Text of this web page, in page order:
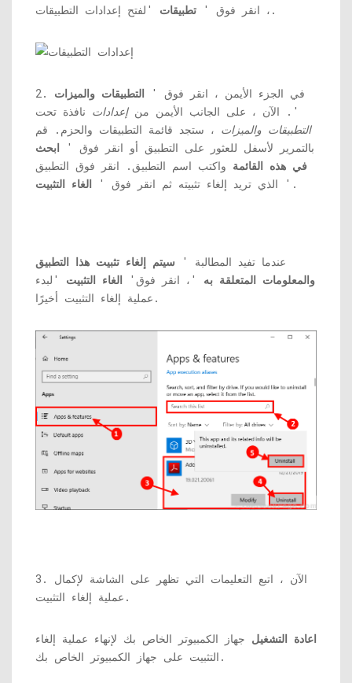
، انقر فوق ' تطبيقات 'لفتح إعدادات التطبيقات.
2. في الجزء الأيمن ، انقر فوق ' التطبيقات والميزات
'. الآن ، على الجانب الأيمن منإعدادات نافذة تحت
التطبيقات والميزات ، ستجد قائمة التطبيقات والحزم. قم
بالتمرير لأسفل للعثور على التطبيق أو انقر فوق ' ابحث
في هذه القائمة واكتب اسم التطبيق. انقر فوق التطبيق
الذي تريد إلغاء تثبيته ثم انقر فوق ' الغاء التثبيت '.
عندما تفيد المطالبة ' سيتم إلغاء تثبيت هذا التطبيق
والمعلومات المتعلقة به '، انقر فوق' الغاء التثبيت 'لبدء
عملية إلغاء التثبيت أخيرًا.
3. الآن ، اتبع التعليمات التي تظهر على الشاشة لإكمال
عملية إلغاء التثبيت.
اعادة التشغيل جهاز الكمبيوتر الخاص بك لإنهاء عملية إلغاء
التثبيت على جهاز الكمبيوتر الخاص بك.